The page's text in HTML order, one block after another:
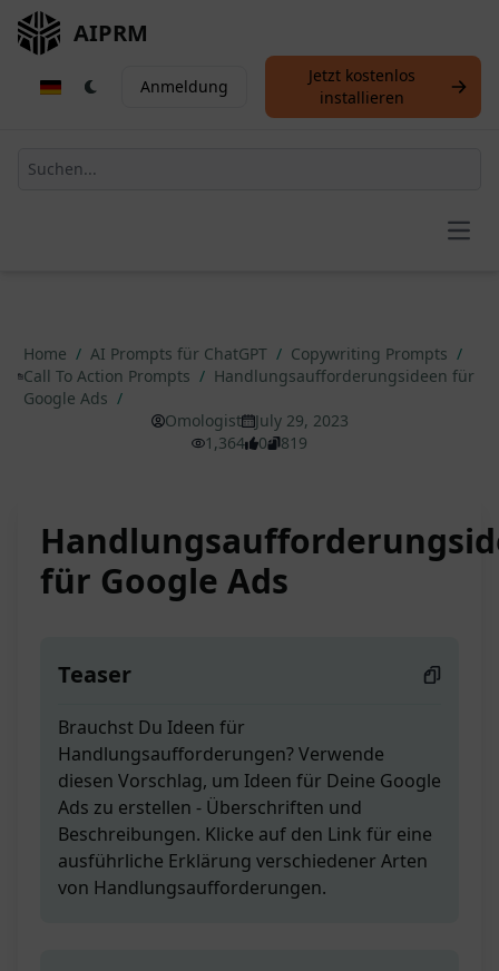
AIPRM
Anmeldung
Jetzt kostenlos
installieren
Home / AI Prompts für ChatGPT / Copywriting Prompts /
Call To Action Prompts / Handlungsaufforderungsideen für
Google Ads /
Omologist
July 29, 2023
1,364
0 819
für Google Ads
Teaser
Brauchst Du Ideen für
Handlungsaufforderungen? Verwende
diesen Vorschlag, um Ideen für Deine Google
Ads zu erstellen - Überschriften und
Beschreibungen. Klicke auf den Link für eine
ausführliche Erklärung verschiedener Arten
von Handlungsaufforderungen.